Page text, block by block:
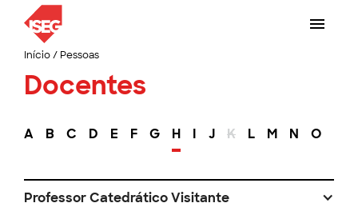
Início/ Pessoas
Docentes
A B C D E F G H I J K L M N O
Professor Catedrático Visitante